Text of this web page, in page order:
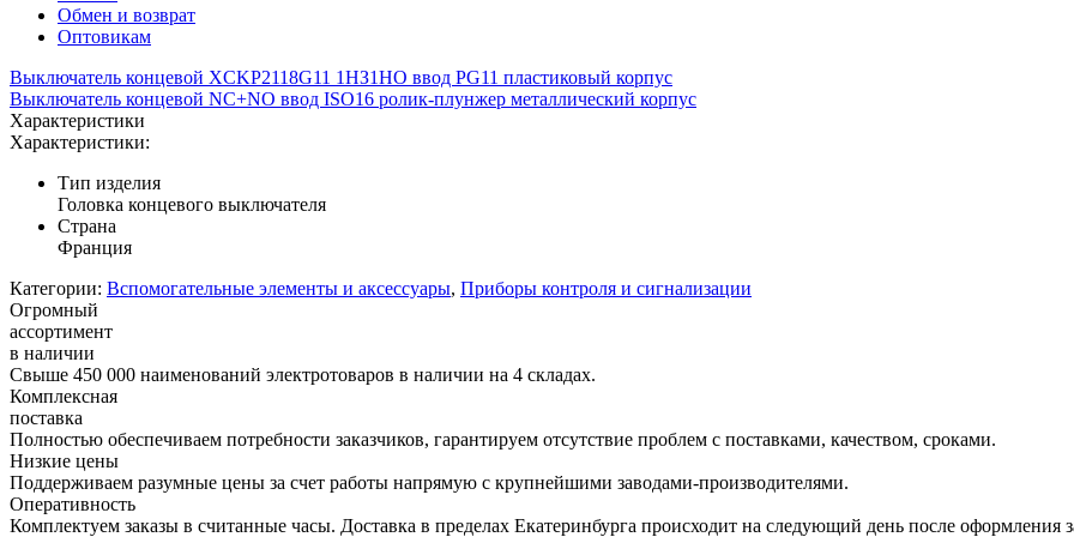
Обмен и возврат
Оптовикам
Выключатель концевой XCKP2118G11 1НЗ1НО ввод PG11 пластиковый корпус
Выключатель концевой NC+NO ввод ISO16 ролик-плунжер металлический корпус
Характеристики
Характеристики:
Тип изделия
Головка концевого выключателя
Страна
Франция
Категории: Вспомогательные элементы и аксессуары, Приборы контроля и сигнализации
Огромный
ассортимент
в наличии
Свыше 450 000 наименований электротоваров в наличии на 4 складах.
Комплексная
поставка
Полностью обеспечиваем потребности заказчиков, гарантируем отсутствие проблем с поставками, качеством, сроками.
Низкие цены
Поддерживаем разумные цены за счет работы напрямую с крупнейшими заводами-производителями.
Оперативность
Комплектуем заказы в считанные часы. Доставка в пределах Екатеринбурга происходит на следующий день после оформления